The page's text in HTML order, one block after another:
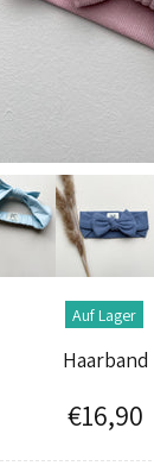
Auf Lager
Haarband
€16,90